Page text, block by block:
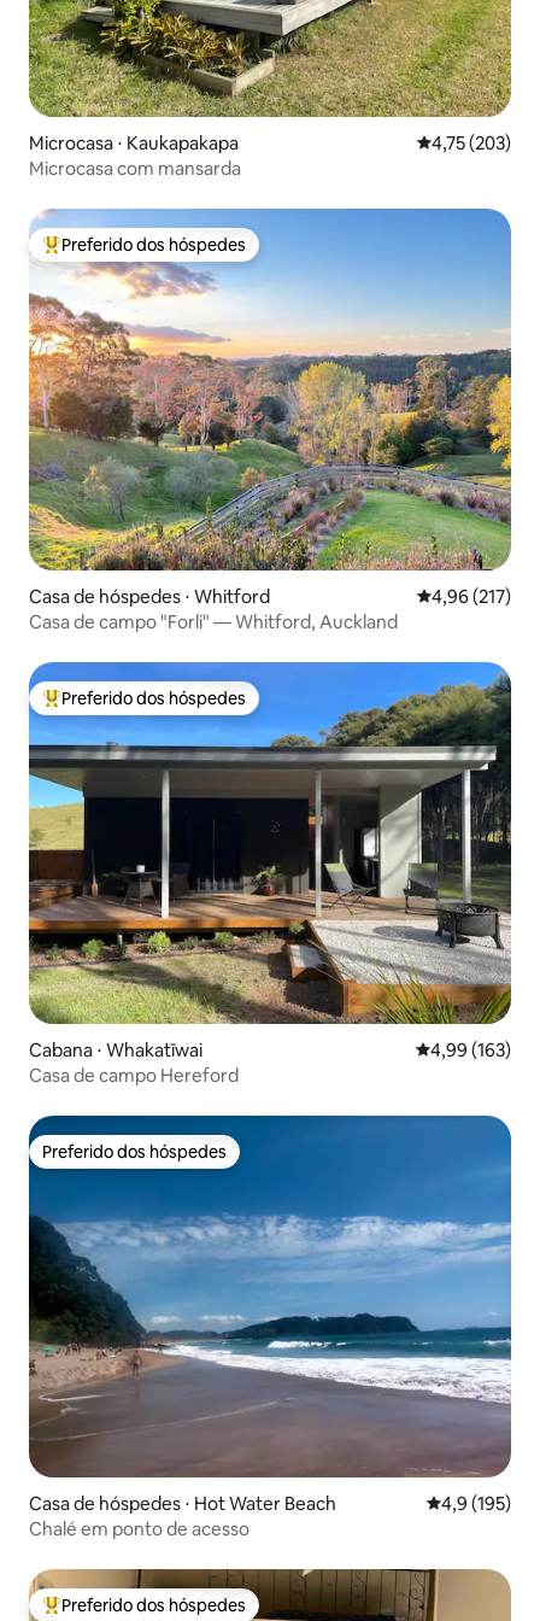
Microcasa ⋅ Kaukapakapa 4,75 de uma
4,75 (203)
Microcasa com mansarda
Entre os melhores preferidos dos hóspedes
Preferido dos hóspedes
Casa de hóspedes ⋅ Whitford 4,96 de uma
4,96 (217)
Casa de campo "Forli" — Whitford, Auckland
Entre os melhores preferidos dos hóspedes
Preferido dos hóspedes
Cabana ⋅ Whakatīwai 4,99 de uma
4,99 (163)
Casa de campo Hereford
Preferido dos hóspedes
Preferido dos hóspedes
Casa de hóspedes ⋅ Hot Water Beach 4,9 de uma
4,9 (195)
Chalé em ponto de acesso
Entre os melhores preferidos dos hóspedes
Preferido dos hóspedes